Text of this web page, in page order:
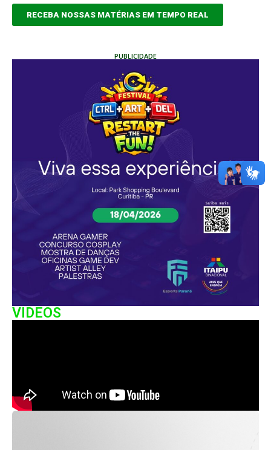
RECEBA NOSSAS MATÉRIAS EM TEMPO REAL
PUBLICIDADE
VIDEOS